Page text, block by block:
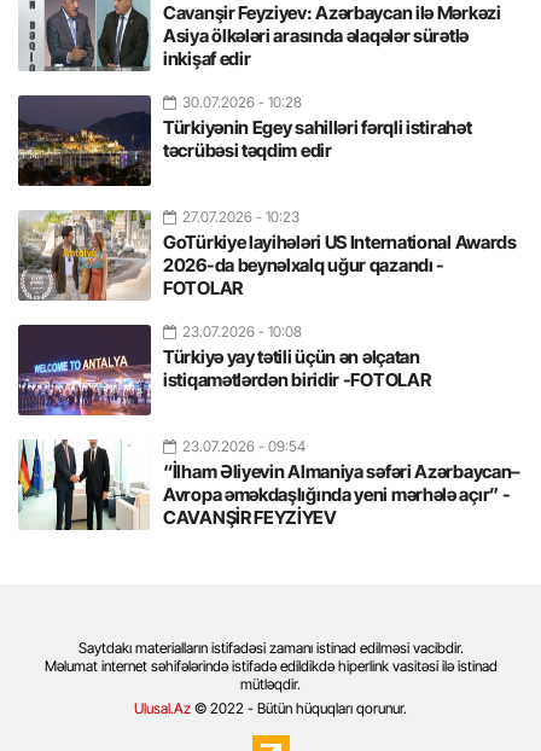
Cavanşir Feyziyev: Azərbaycan ilə Mərkəzi
Asiya ölkələri arasında əlaqələr sürətlə
inkişaf edir
30.07.2026 - 10:28
Türkiyənin Egey sahilləri fərqli istirahət
təcrübəsi təqdim edir
27.07.2026 - 10:23
GoTürkiye layihələri US International Awards
2026-da beynəlxalq uğur qazandı -
FOTOLAR
23.07.2026 - 10:08
Türkiyə yay tətili üçün ən əlçatan
istiqamətlərdən biridir -FOTOLAR
23.07.2026 - 09:54
“İlham Əliyevin Almaniya səfəri Azərbaycan–
Avropa əməkdaşlığında yeni mərhələ açır” -
CAVANŞİR FEYZİYEV
Saytdakı materialların istifadəsi zamanı istinad edilməsi vacibdir.
Məlumat internet səhifələrində istifadə edildikdə hiperlink vasitəsi ilə istinad
mütləqdir.
Ulusal.Az © 2022 - Bütün hüquqları qorunur.